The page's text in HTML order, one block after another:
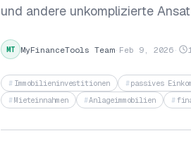
und andere unkomplizierte
MT MyFinanceTools Team· Feb 9, 2026 ·
Immobilieninvestitionen passives
Mieteinnahmen
Anlageimmobilien